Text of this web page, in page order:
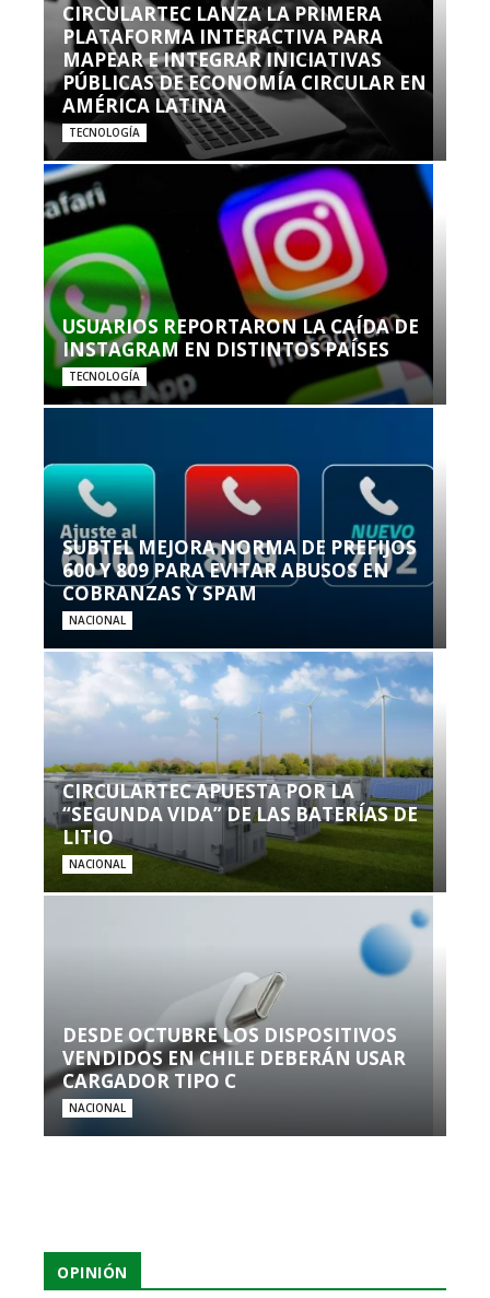
CIRCULARTEC LANZA LA PRIMERA
PLATAFORMA INTERACTIVA PARA
MAPEAR E INTEGRAR INICIATIVAS
PÚBLICAS DE ECONOMÍA CIRCULAR EN
AMÉRICA LATINA
TECNOLOGÍA
USUARIOS REPORTARON LA CAÍDA DE
INSTAGRAM EN DISTINTOS PAÍSES
TECNOLOGÍA
SUBTEL MEJORA NORMA DE PREFIJOS
600 Y 809 PARA EVITAR ABUSOS EN
COBRANZAS Y SPAM
NACIONAL
CIRCULARTEC APUESTA POR LA
“SEGUNDA VIDA” DE LAS BATERÍAS DE
LITIO
NACIONAL
DESDE OCTUBRE LOS DISPOSITIVOS
VENDIDOS EN CHILE DEBERÁN USAR
CARGADOR TIPO C
NACIONAL
OPINIÓN